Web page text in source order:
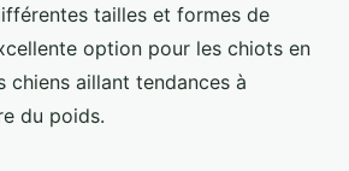
tailles et formes de
option pour les chiots en
chiens aillant tendances à
du poids.